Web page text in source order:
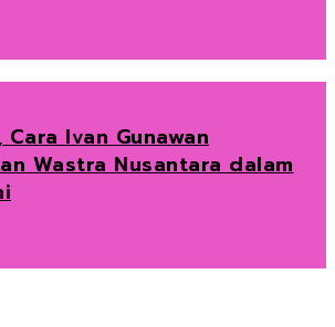
Ivan Gunawan
Wastra Nusantara dalam